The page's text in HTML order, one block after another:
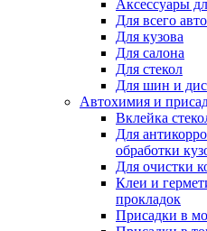
Аксессуары
Для всего
Для кузова
Для салона
Для стекол
Для шин и
Автохимия и
Вклейка
Для
обработки
Для очистки
Клеи и
прокладок
Присадки в